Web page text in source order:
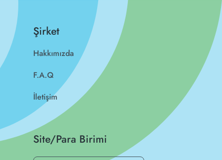
Şirket
Hakkımızda
F.A.Q
İletişim
Site/Para Birimi